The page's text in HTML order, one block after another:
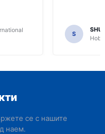
S
се с нашите
наем.